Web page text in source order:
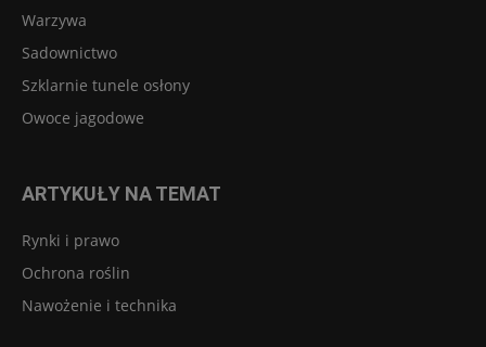
Warzywa
Sadownictwo
Szklarnie tunele osłony
Owoce jagodowe
ARTYKUŁY NA TEMAT
Rynki i prawo
Ochrona roślin
Nawożenie i technika